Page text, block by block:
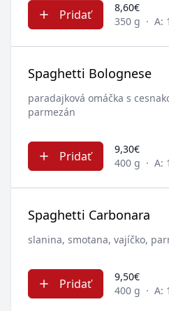
Pridať
8,60€
350 g · A:
Spaghetti Bolognese
paradajková omáčka s
parmezán
Pridať
9,30€
400 g · A:
Spaghetti Carbonara
slanina, smotana, vajíčko,
Pridať
9,50€
400 g · A: